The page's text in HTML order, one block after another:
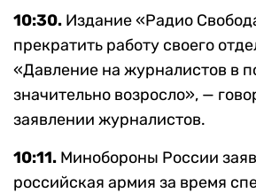
10:30. Издание «Радио
прекратить работу своего
«Давление на журналистов в
значительно возросло», —
заявлении журналистов.
10:11. Минобороны России
российская армия за время